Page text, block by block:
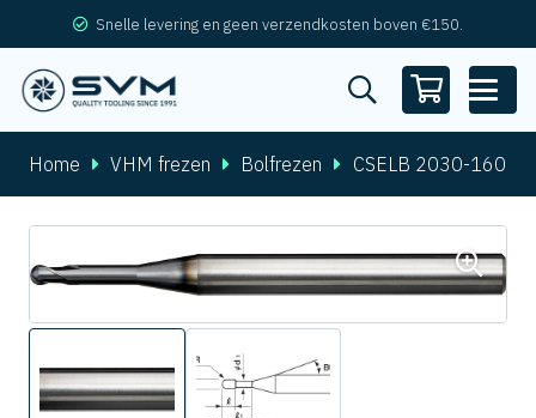
Snelle levering en geen verzendkosten boven €150.
Home VHM frezen Bolfrezen CSELB 2030-160